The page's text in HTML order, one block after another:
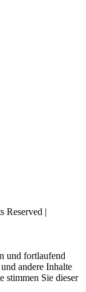
Reserved |
und fortlaufend
andere Inhalte
stimmen Sie dieser